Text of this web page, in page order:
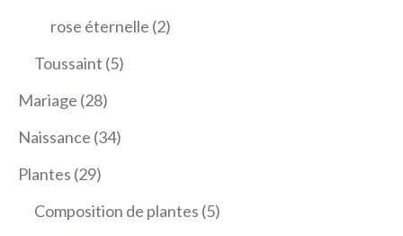
produits
rose éternelle 22
Toussaint 55
Mariage 2828
produits
Naissance 3434
Plantes 2929
produits
Composition de plantes 55